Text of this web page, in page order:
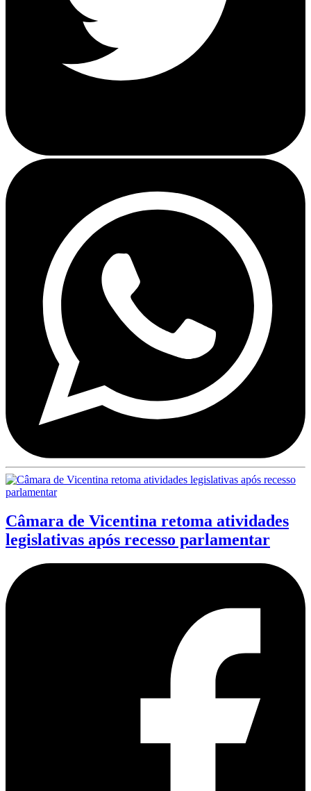
Câmara de Vicentina retoma atividades
legislativas após recesso parlamentar